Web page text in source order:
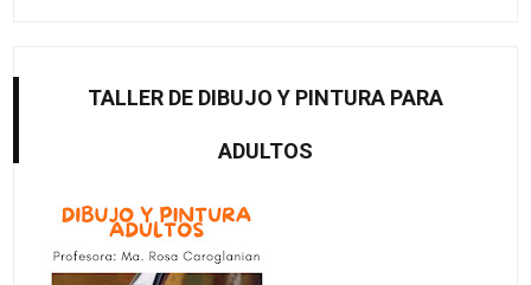
TALLER DE DIBUJO Y PINTURA PARA
ADULTOS